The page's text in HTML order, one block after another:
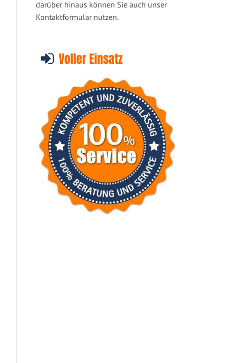
darüber hinaus können Sie auch unser
Kontaktformular nutzen.
Voller Einsatz